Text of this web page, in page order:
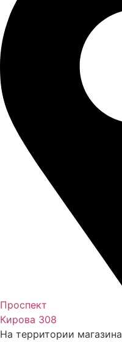
Проспект
Кирова 308
На территории магазина